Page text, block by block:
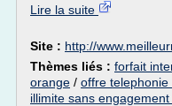
Lire la suite
Site : http://
Thèmes liés : forfait
orange / offre
illimite sans